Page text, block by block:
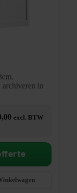
archiveren in
Prijsklasse:
€469,00
excl. BTW